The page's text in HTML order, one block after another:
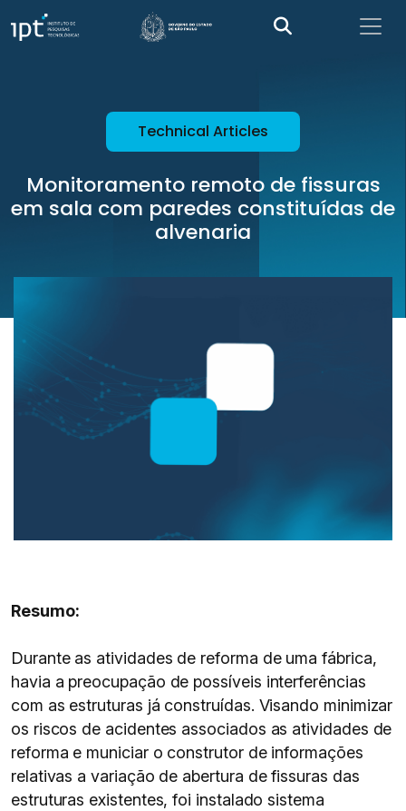
Technical Articles
Monitoramento remoto de fissuras
em sala com paredes constituídas de
alvenaria
Resumo:
Durante as atividades de reforma de uma fábrica,
havia a preocupação de possíveis interferências
com as estruturas já construídas. Visando minimizar
os riscos de acidentes associados as atividades de
reforma e municiar o construtor de informações
relativas a variação de abertura de fissuras das
estruturas existentes, foi instalado sistema